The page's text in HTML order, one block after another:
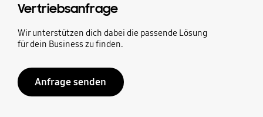
Vertriebsanfrage
Wir unterstützen dich dabei die passende Lösung
für dein Business zu finden.
Anfrage senden